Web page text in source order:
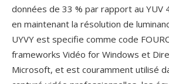
données de 33 % par rapport au YUV
en maintenant la résolution de
UYVY est specifie comme code
frameworks Vidéo for Windows et
Microsoft, et est couramment utilisé